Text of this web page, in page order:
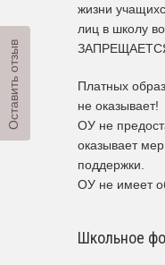
жизни
лиц в школу
Платных
не оказывает!
ОУ не
оказывает
поддержки.
ОУ не имеет
Школьное
Оставить отзыв